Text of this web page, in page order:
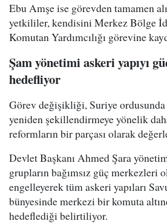
Ebu Amşe ise görevden tamamen
yetkililer, kendisini Merkez Bölge
Komutan Yardımcılığı görevine
Şam yönetimi askeri yapıyı
hedefliyor
Görev değişikliği, Suriye ordusunda
yeniden şekillendirmeye yönelik
reformların bir parçası olarak
Devlet Başkanı Ahmed Şara
grupların bağımsız güç merkezleri
engelleyerek tüm askeri yapıları
bünyesinde merkezi bir komuta
hedeflediği belirtiliyor.